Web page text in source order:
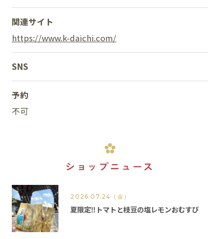
関連サイト
https://www.k-daichi.com/
SNS
予約
不可
ショップニュース
2026.07.24 （金）
夏限定‼️トマトと枝豆の塩レモンおむすび